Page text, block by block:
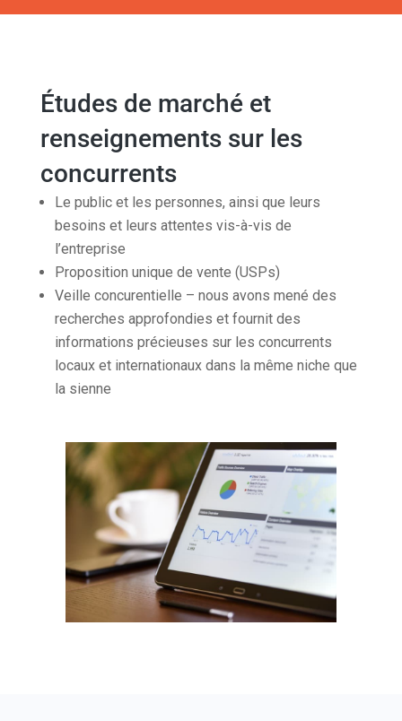
Études de marché et
renseignements sur les
concurrents
Le public et les personnes, ainsi que leurs
besoins et leurs attentes vis-à-vis de
l’entreprise
Proposition unique de vente (USPs)
Veille concurentielle – nous avons mené des
recherches approfondies et fournit des
informations précieuses sur les concurrents
locaux et internationaux dans la même niche que
la sienne